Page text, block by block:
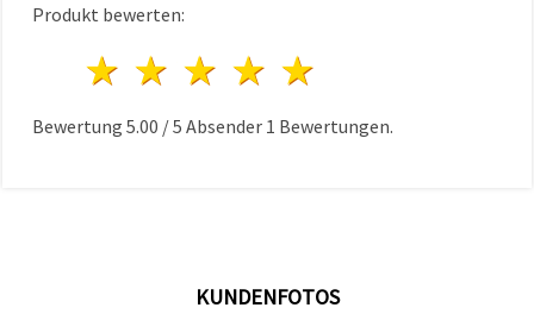
Produkt bewerten:
4 Sterne
3 Sterne
2 Sterne
1 Stern
Bewertung 5.00 /5 Absender 1 Bewertungen.
KUNDENFOTOS